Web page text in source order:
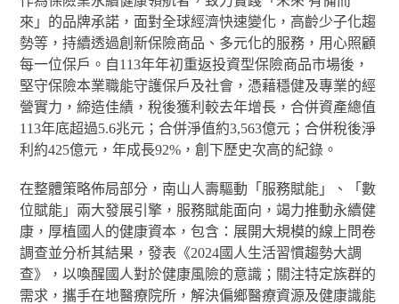
來」的品牌承諾，面對全球經濟快速變化，高齡少子化趨
勢等，持續透過創新保險商品、多元化的服務，用心照顧
每一位保戶。自113年年初重返投資型保險商品市場後，
堅守保險本業職能守護保戶及社會，憑藉穩健及專業的經
營實力，締造佳績，稅後獲利較去年增長，合併資產總值
113年底超過5.6兆元；合併淨值約3,563億元；合併稅後淨
利約425億元，年成長92%，創下歷史次高的紀錄。
在整體策略佈局部分，南山人壽驅動「服務賦能」、「數
位賦能」兩大發展引擎，服務賦能面向，竭力推動永續健
康，厚植國人的健康資本，包含：展開大規模的線上問卷
調查並分析其結果，發表《2024國人生活習慣趨勢大調
查》，以喚醒國人對於健康風險的意識；關注特定族群的
需求，攜手在地醫療院所，解決偏鄉醫療資源及健康識能